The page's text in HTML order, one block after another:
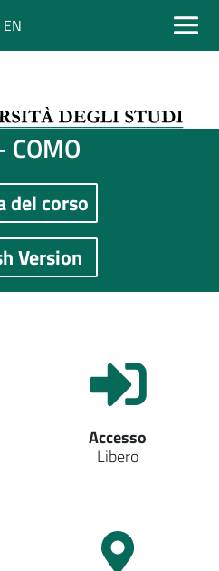
EN
COMO
del corso
Version
Accesso
Libero